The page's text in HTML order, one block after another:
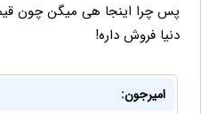
پس چرا اینجا هی میگن چون
دنیا فروش داره!
امیرجون: